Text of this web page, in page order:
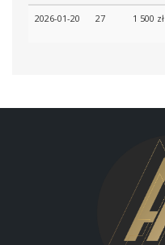
2026-01-20 27 1 500 zł